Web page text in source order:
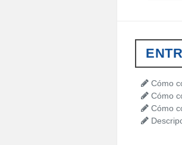
h
f
o
r
:
Cómo
Cómo
Cómo